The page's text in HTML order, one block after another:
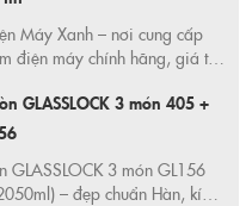
Máy Xanh – nơi cung cấp
điện máy chính hãng, giá tốt,
Market trên 365 Ngày Tiết
đãi lớn và tiết kiệm tối đa
GLASSLOCK 3 món 405 +
GLASSLOCK 3 món GL156
– đẹp chuẩn Hàn, kín